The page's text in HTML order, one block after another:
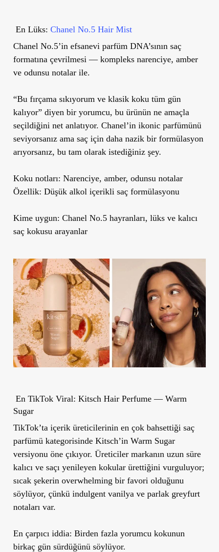
En Lüks: Chanel No.5 Hair Mist
Chanel No.5’in efsanevi parfüm DNA’sının saç
formatına çevrilmesi — kompleks narenciye, amber
ve odunsu notalar ile.
“Bu fırçama sıkıyorum ve klasik koku tüm gün
kalıyor” diyen bir yorumcu, bu ürünün ne amaçla
seçildiğini net anlatıyor. Chanel’in ikonic parfümünü
seviyorsanız ama saç için daha nazik bir formülasyon
arıyorsanız, bu tam olarak istediğiniz şey.
Koku notları: Narenciye, amber, odunsu notalar
Özellik: Düşük alkol içerikli saç formülasyonu
Kime uygun: Chanel No.5 hayranları, lüks ve kalıcı
saç kokusu arayanlar
En TikTok Viral: Kitsch Hair Perfume — Warm
Sugar
TikTok’ta içerik üreticilerinin en çok bahsettiği saç
parfümü kategorisinde Kitsch’in Warm Sugar
versiyonu öne çıkıyor. Üreticiler markanın uzun süre
kalıcı ve saçı yenileyen kokular ürettiğini vurguluyor;
sıcak şekerin overwhelming bir favori olduğunu
söylüyor, çünkü indulgent vanilya ve parlak greyfurt
notaları var.
En çarpıcı iddia: Birden fazla yorumcu kokunun
birkaç gün sürdüğünü söylüyor.